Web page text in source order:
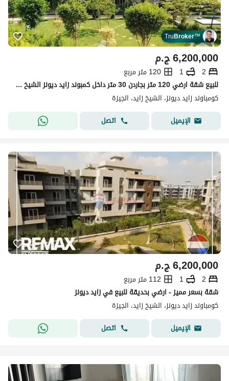
TruBroker™
ج.م6,200,000
2
1
120 متر مربع
للبيع شقة ارضي 120 متر بجاردن 30 متر داخل كمبوند زايد ديونز الشيخ زايد بسعر مميز
كومباوند زايد ديونز، الشيخ زايد، الجيزة
الإيميل
اتصل
ج.م6,200,000
2
1
112 متر مربع
شقة بسعر مميز - ارضي بحديقة للبيع في زايد ديونز
كومباوند زايد ديونز، الشيخ زايد، الجيزة
الإيميل
اتصل